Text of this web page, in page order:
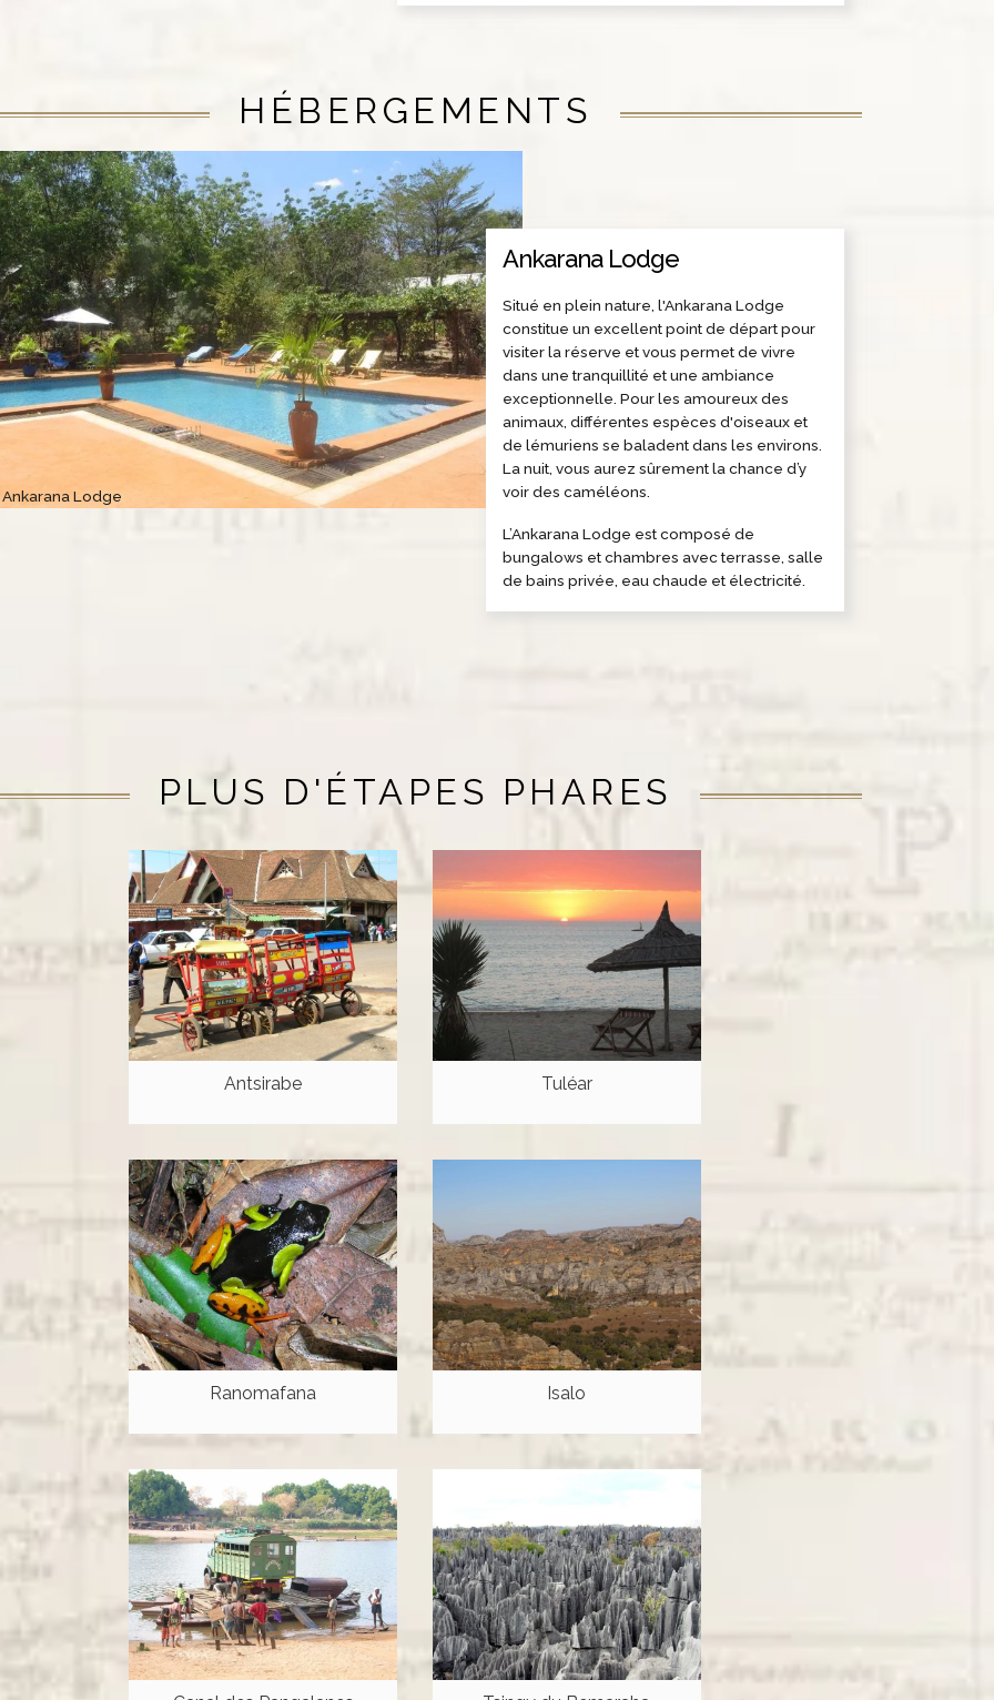
HÉBERGEMENTS
Lodge
Ankarana Lodge
Situé en plein nature, l'Ankarana Lodge
constitue un excellent point de départ pour
visiter la réserve et vous permet de vivre
dans une tranquillité et une ambiance
exceptionnelle. Pour les amoureux des
animaux, différentes espèces d'oiseaux et
de lémuriens se baladent dans les environs.
La nuit, vous aurez sûrement la chance d’y
voir des caméléons.
L’Ankarana Lodge est composé de
bungalows et chambres avec terrasse, salle
de bains privée, eau chaude et électricité.
PLUS D'ÉTAPES PHARES
Antsirabe Tuléar
Ranomafana Isalo